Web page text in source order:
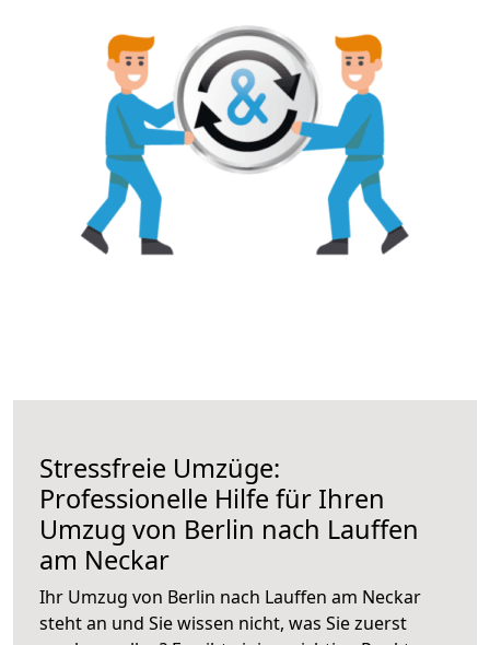
Stressfreie Umzüge:
Professionelle Hilfe für Ihren
Umzug von Berlin nach Lauffen
am Neckar
Ihr Umzug von Berlin nach Lauffen am Neckar
steht an und Sie wissen nicht, was Sie zuerst